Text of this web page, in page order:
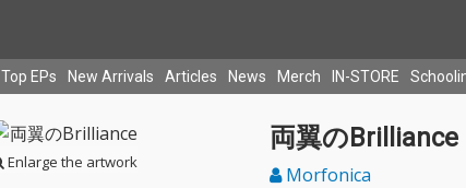
Top EPs New Arrivals Articles News Merch IN-STORE
Enlarge the artwork
両翼のBrilliance
Morfonica